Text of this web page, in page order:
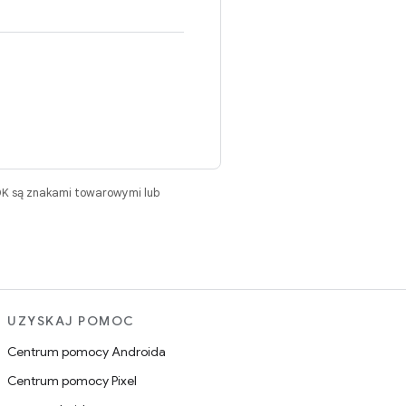
są znakami towarowymi lub
UZYSKAJ POMOC
Centrum pomocy Androida
Centrum pomocy Pixel